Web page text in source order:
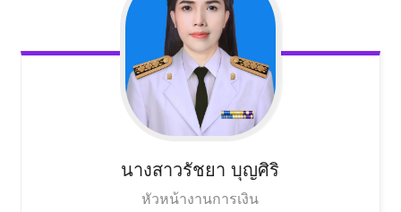
นางสาวรัชยา บุญศิริ
หัวหน้างานการเงิน